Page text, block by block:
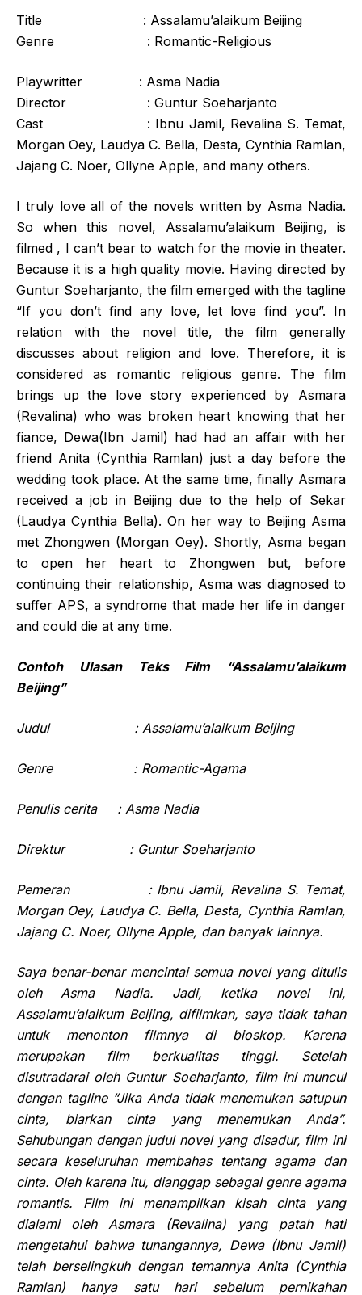
Title : Assalamu’alaikum Beijing
Genre : Romantic-Religious
Playwritter : Asma Nadia
Director : Guntur Soeharjanto
Cast : Ibnu Jamil, Revalina S. Temat,
Morgan Oey, Laudya C. Bella, Desta, Cynthia Ramlan,
Jajang C. Noer, Ollyne Apple, and many others.
I truly love all of the novels written by Asma Nadia.
So when this novel, Assalamu’alaikum Beijing, is
filmed , I can’t bear to watch for the movie in theater.
Because it is a high quality movie. Having directed by
Guntur Soeharjanto, the film emerged with the tagline
“If you don’t find any love, let love find you”. In
relation with the novel title, the film generally
discusses about religion and love. Therefore, it is
considered as romantic religious genre. The film
brings up the love story experienced by Asmara
(Revalina) who was broken heart knowing that her
fiance, Dewa(Ibn Jamil) had had an affair with her
friend Anita (Cynthia Ramlan) just a day before the
wedding took place. At the same time, finally Asmara
received a job in Beijing due to the help of Sekar
(Laudya Cynthia Bella). On her way to Beijing Asma
met Zhongwen (Morgan Oey). Shortly, Asma began
to open her heart to Zhongwen but, before
continuing their relationship, Asma was diagnosed to
suffer APS, a syndrome that made her life in danger
and could die at any time.
Contoh Ulasan Teks Film “Assalamu’alaikum
Beijing”
Judul : Assalamu’alaikum Beijing
Genre : Romantic-Agama
Penulis cerita : Asma Nadia
Direktur : Guntur Soeharjanto
Pemeran : Ibnu Jamil, Revalina S. Temat,
Morgan Oey, Laudya C. Bella, Desta, Cynthia Ramlan,
Jajang C. Noer, Ollyne Apple, dan banyak lainnya.
Sayabenar-benar mencintai semua novel yang ditulis
oleh Asma Nadia. Jadi, ketika novel ini,
Assalamu’alaikum Beijing, difilmkan, saya tidak tahan
untuk menonton filmnyadi bioskop. Karena
merupakan film berkualitas tinggi. Setelah
disutradarai oleh Guntur Soeharjanto, film inimuncul
dengan tagline “Jika Anda tidak menemukan satupun
cinta, biarkan cinta yang menemukan Anda”.
Sehubungan dengan judul novel yang disadur, film ini
secara keseluruhanmembahas tentang agama dan
cinta. Oleh karena itu, dianggap sebagai genre agama
romantis. Film ini menampilkan kisah cinta yang
dialami oleh Asmara (Revalina) yang patah hati
mengetahui bahwa tunangannya, Dewa (Ibnu Jamil)
telah berselingkuh dengan temannya Anita (Cynthia
Ramlan) hanya satu hari sebelum pernikahan